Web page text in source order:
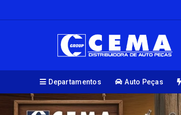
Departamentos Auto Peças